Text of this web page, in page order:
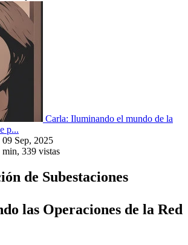
Carla: Iluminando el mundo de la
p...
Sep, 2025
min, 339 vistas
de Subestaciones
las Operaciones de la Red